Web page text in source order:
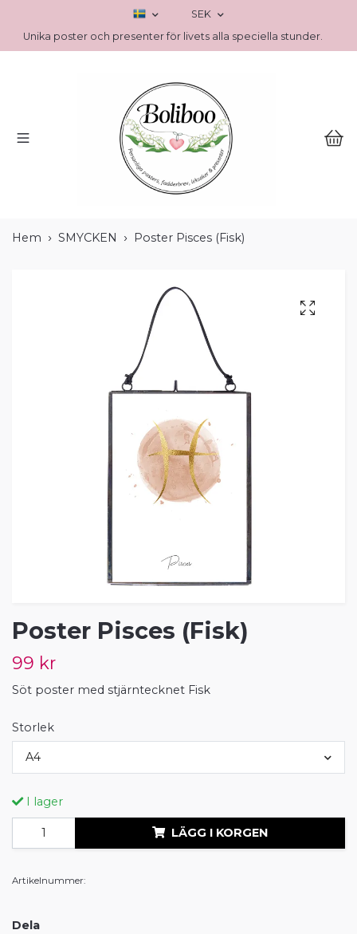
SEK
Unika poster och presenter för livets alla speciella stunder.
Hem SMYCKEN Poster Pisces (Fisk)
Poster Pisces (Fisk)
99 kr
Söt poster med stjärntecknet Fisk
Storlek
A4
I lager
LÄGG I KORGEN
Artikelnummer:
Dela